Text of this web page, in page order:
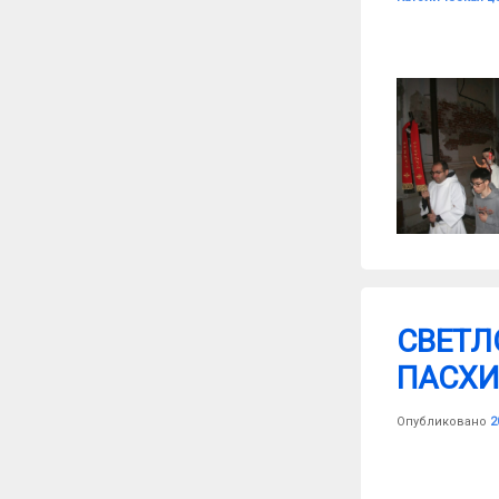
Опубликовано